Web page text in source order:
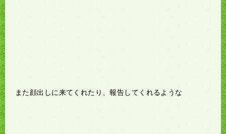
また顔出しに来てくれたり、報告してくれるような